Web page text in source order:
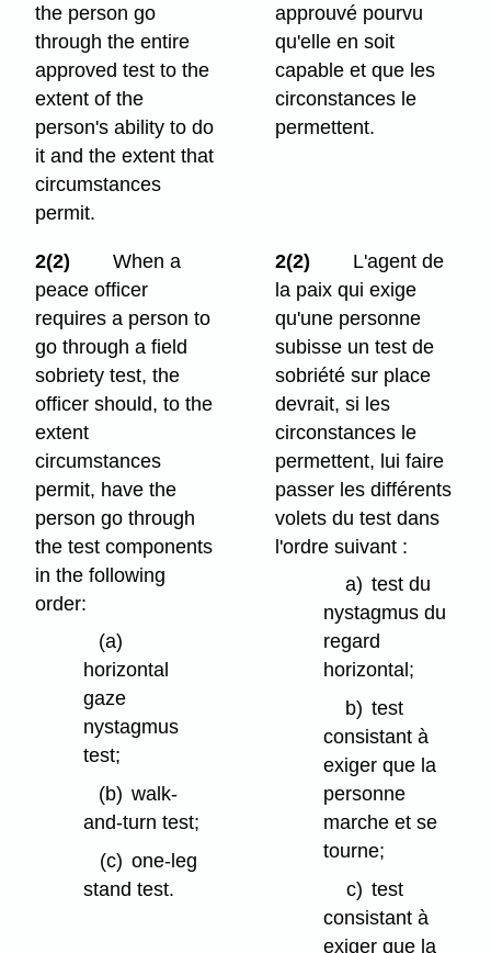
the person go
through the entire
approved test to the
extent of the
person's ability to do
it and the extent that
circumstances
permit.
approuvé pourvu
qu'elle en soit
capable et que les
circonstances le
permettent.
2(2)
When a
peace officer
requires a person to
go through a field
sobriety test, the
officer should, to the
extent
circumstances
permit, have the
person go through
the test components
in the following
order:
(a)
horizontal
gaze
nystagmus
test;
(b) walk-
and-turn test;
(c) one-leg
stand test.
2(2)
L'agent de
la paix qui exige
qu'une personne
subisse un test de
sobriété sur place
devrait, si les
circonstances le
permettent, lui faire
passer les différents
volets du test dans
l'ordre suivant :
a) test du
nystagmus du
regard
horizontal;
b) test
consistant à
exiger que la
personne
marche et se
tourne;
c) test
consistant à
exiger que la